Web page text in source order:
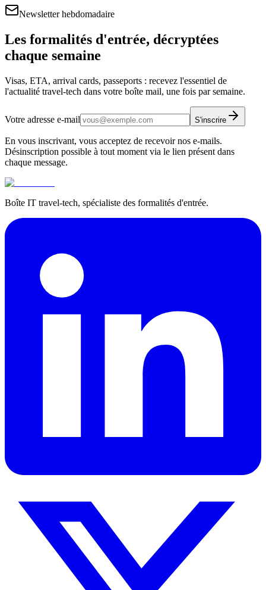
Newsletter hebdomadaire
Les formalités d'entrée, décryptées
chaque semaine
Visas, ETA, arrival cards, passeports : recevez l'essentiel de
l'actualité travel-tech dans votre boîte mail, une fois par semaine.
Votre adresse e-mail S'inscrire
En vous inscrivant, vous acceptez de recevoir nos e-mails.
Désinscription possible à tout moment via le lien présent dans
chaque message.
Boîte IT travel-tech, spécialiste des formalités d'entrée.